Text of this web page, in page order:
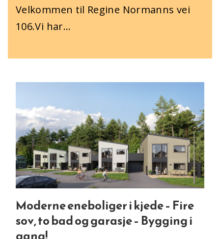
Velkommen til Regine Normanns vei
106.Vi har...
Moderne eneboliger i kjede – Fire
sov, to bad og garasje – Bygging i